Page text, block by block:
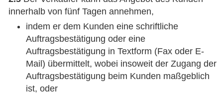
innerhalb von fünf Tagen annehmen,
indem er dem Kunden eine schriftliche
Auftragsbestätigung oder eine
Auftragsbestätigung in Textform (Fax oder E-
Mail) übermittelt, wobei insoweit der Zugang der
Auftragsbestätigung beim Kunden maßgeblich
ist, oder